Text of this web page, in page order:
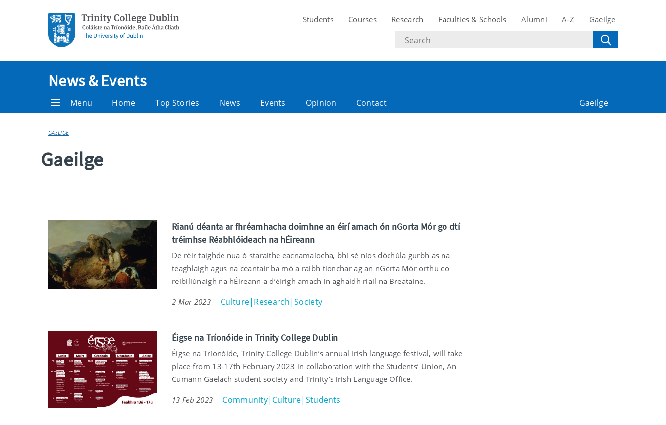
Students Courses Research Faculties & Schools Alumni A-Z Gaeilge
Search
text
News & Events
Menu Home Top Stories News Events Opinion Contact Gaeilge
GAELIGE
Gaeilge
Rianú déanta ar fhréamhacha doimhne an éirí amach ón nGorta Mór go dtí
tréimhse Réabhlóideach na hÉireann
De réir taighde nua ó staraithe eacnamaíocha, bhí sé níos dóchúla gurbh as na
teaghlaigh agus na ceantair ba mó a raibh tionchar ag an nGorta Mór orthu do
reibiliúnaigh na hÉireann a d’éirigh amach in aghaidh riail na Breataine.
2 Mar 2023 Culture|Research|Society
Éigse na Tríonóide in Trinity College Dublin
Éigse na Tríonóide, Trinity College Dublin’s annual Irish language festival, will take
place from 13-17th February 2023 in collaboration with the Students’ Union, An
Cumann Gaelach student society and Trinity’s Irish Language Office.
13 Feb 2023 Community|Culture|Students